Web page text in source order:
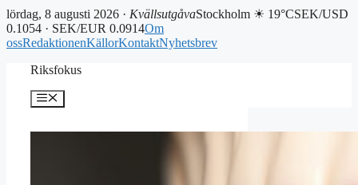
lördag, 8 augusti 2026 · KvällsutgåvaStockholm ☀ 19°CSEK/USD
0.1054 · SEK/EUR 0.0914Om
ossRedaktionenKällorKontaktNyhetsbrev
Riksfokus
Meny